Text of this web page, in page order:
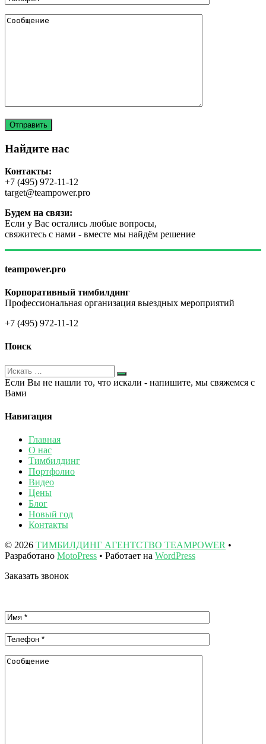
Найдите нас
Контакты:
+7 (495) 972-11-12
target@teampower.pro
Будем на связи:
Если у Вас остались любые вопросы,
свяжитесь с нами - вместе мы найдём решение
teampower.pro
Корпоративный тимбилдинг
Профессиональная организация выездных мероприятий
+7 (495) 972-11-12
Поиск
Если Вы не нашли то, что искали - напишите, мы свяжемся с
Вами
Навигация
Главная
О нас
Тимбилдинг
Портфолио
Видео
Цены
Блог
Новый год
Контакты
© 2026 ТИМБИЛДИНГ АГЕНТСТВО TEAMPOWER •
Разработано MotoPress • Работает на WordPress
Заказать звонок